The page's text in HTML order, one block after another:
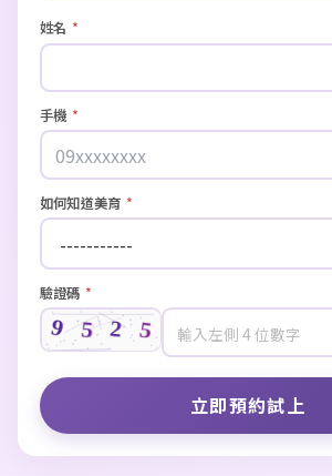
姓名 *
手機 *
如何知道美育 *
驗證碼 *